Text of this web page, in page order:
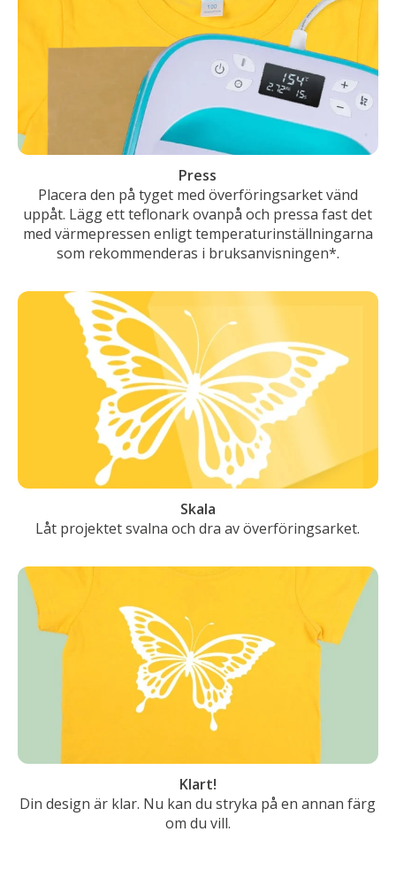
Press
Placera den på tyget med överföringsarket vänd
uppåt. Lägg ett teflonark ovanpå och pressa fast det
med värmepressen enligt temperaturinställningarna
som rekommenderas i bruksanvisningen*.
Skala
Låt projektet svalna och dra av överföringsarket.
Klart!
Din design är klar. Nu kan du stryka på en annan färg
om du vill.